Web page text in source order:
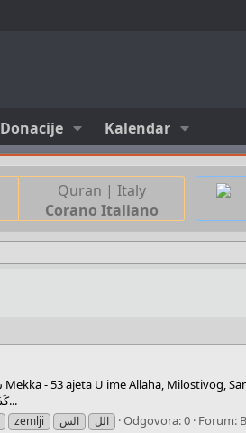
Donacije Kalendar
Quran | Italy
Corano Italiano
onima prije tebe. كَذَلِكَ يُوحِي إِلَيْكَ وَإِلَى الَّذِينَ...
zemlji الس الل Odgovora: 0 Forum: